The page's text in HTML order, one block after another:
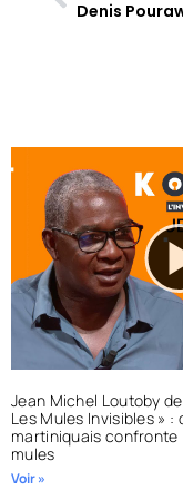
Jean Michel Loutoby
Les Mules Invisibles » :
martiniquais confronte
mules
Voir »